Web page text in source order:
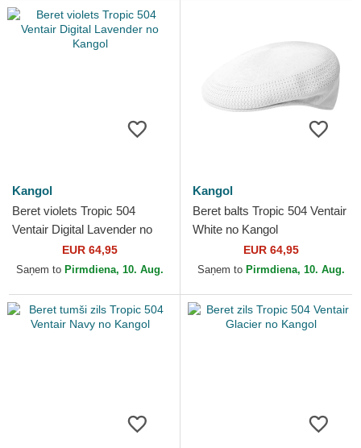
Kangol
Beret violets Tropic 504
Ventair Digital Lavender no
EUR 64,95
Saņem to Pirmdiena, 10. Aug.
Kangol
Beret balts Tropic 504 Ventair
White no Kangol
EUR 64,95
Saņem to Pirmdiena, 10. Aug.